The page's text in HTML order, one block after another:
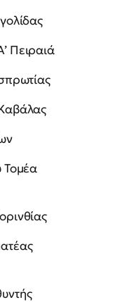
Πειραιά
Τομέα